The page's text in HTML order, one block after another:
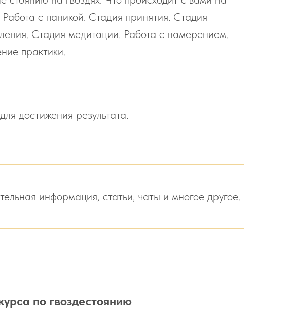
Работа с паникой. Стадия принятия. Стадия
Стадия медитации. Работа с намерением.
практики.
достижения результата.
информация, статьи, чаты и многое другое.
по гвоздестоянию